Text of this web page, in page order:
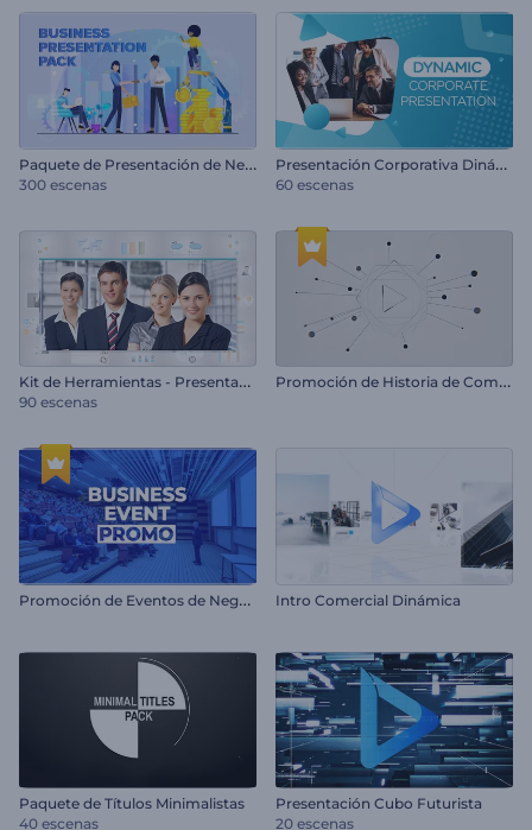
P
aquete de Presentación de Negocio
300 escenas
P
resentación Corporativa Dinámica
60 escenas
K
it de Herramientas - Presentación de Empresa
90 escenas
P
romoción de Historia de Compañía
P
romoción de Eventos de Negocio Intro Comercial Dinámica
Paquete de Títulos Minimalistas
40 escenas
Presentación Cubo Futurista
20 escenas